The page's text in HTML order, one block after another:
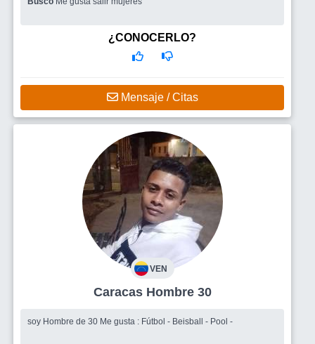
¿CONOCERLO?
Mensaje / Citas
VEN
Caracas Hombre 30
soy Hombre de 30 Me gusta : Fútbol - Beisball - Pool -